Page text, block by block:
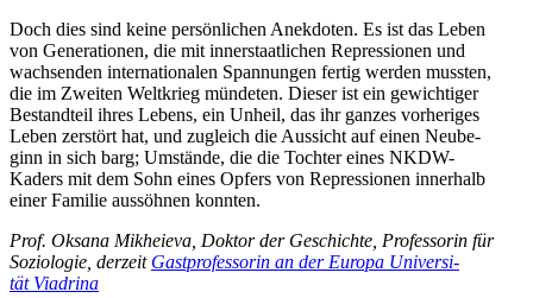
Doch dies sind keine per­sön­li­chen Anek­do­ten. Es ist das Leben
von Gene­ra­tio­nen, die mit inner­staat­li­chen Repres­sio­nen und
wach­sen­den inter­na­tio­na­len Span­nun­gen fertig werden mussten,
die im Zweiten Welt­krieg mün­de­ten. Dieser ist ein gewich­ti­ger
Bestand­teil ihres Lebens, ein Unheil, das ihr ganzes vor­he­ri­ges
Leben zer­stört hat, und zugleich die Aus­sicht auf einen Neu­be­
ginn in sich barg; Umstände, die die Tochter eines NKDW-
Kaders mit dem Sohn eines Opfers von Repres­sio­nen inner­halb
einer Familie aus­söh­nen konnten.
Prof. Oksana Mik­h­eieva, Doktor der Geschichte, Pro­fes­so­rin für
Sozio­lo­gie, derzeit Gast­pro­fes­so­rin an der Europa Uni­ver­si­
tät Viadrina